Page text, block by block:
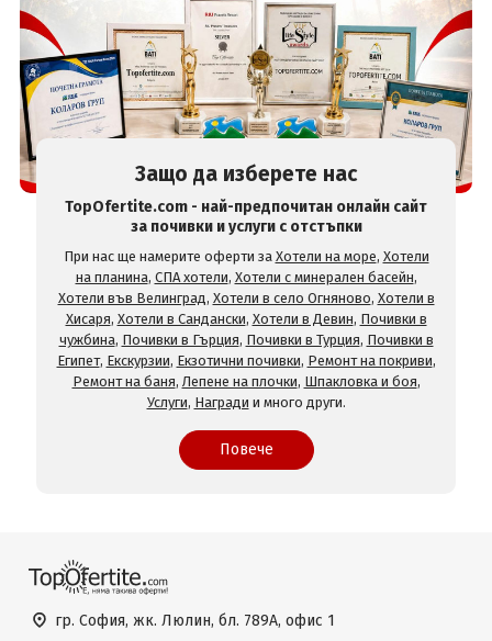
Защо да изберете нас
TopOfertite.com - най-предпочитан онлайн сайт
за почивки и услуги с отстъпки
При нас ще намерите оферти за Хотели на море, Хотели
на планина, СПА хотели, Хотели с минерален басейн,
Хотели във Велинград, Хотели в село Огняново, Хотели в
Хисаря, Хотели в Сандански, Хотели в Девин, Почивки в
чужбина, Почивки в Гърция, Почивки в Турция, Почивки в
Египет, Екскурзии, Екзотични почивки, Ремонт на покриви,
Ремонт на баня, Лепене на плочки, Шпакловка и боя,
Услуги, Награди и много други.
Повече
гр. София, жк. Люлин, бл. 789А, офис 1